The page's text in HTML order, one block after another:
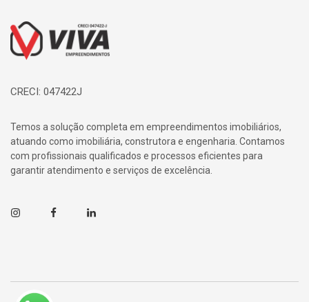
Página inicial
CRECI: 047422J
Temos a solução completa em empreendimentos imobiliários,
atuando como imobiliária, construtora e engenharia. Contamos
com profissionais qualificados e processos eficientes para
garantir atendimento e serviços de excelência.
InstagramFacebookLinkedin